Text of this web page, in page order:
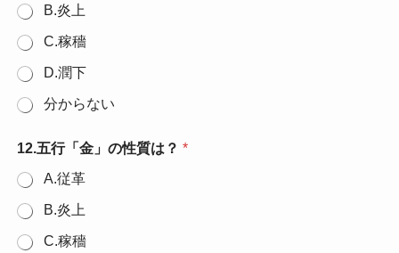
B.炎上
C.稼穡
D.潤下
分からない
12.五行「金」の性質は？ *
A.従革
B.炎上
C.稼穡